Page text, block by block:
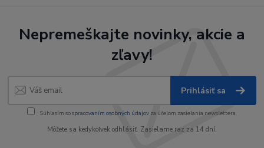
Nepremeškajte novinky, akcie a
zľavy!
Prihlásiť sa
Súhlasím sospracovaním osobných údajov za účelom zasielania newslettera.
Môžete sa kedykoľvek odhlásiť. Zasielame raz za 14 dní.